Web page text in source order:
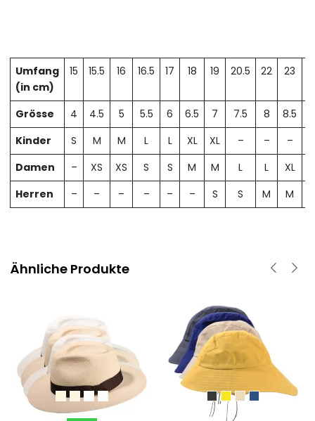
Umfang
(in cm)
15 15.5 16 16.5 17 18 19 20.5 22 23
Grösse 4 4.5 5 5.5 6 6.5 7 7.5 8 8.5
Kinder
S M M L L XL XL – – –
Damen
– XS XS S S M M L L XL
Herren
– – – – – – S S M M
Ähnliche Produkte